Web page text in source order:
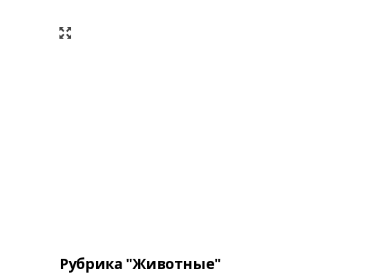
Рубрика "Животные"